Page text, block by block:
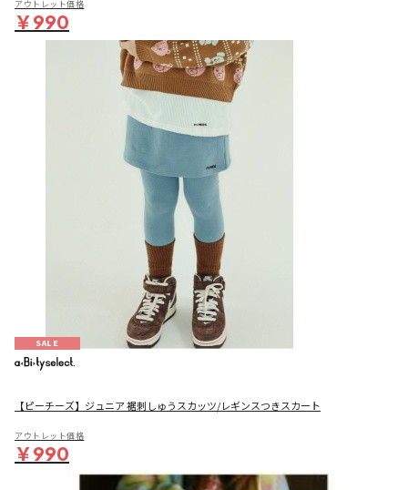
アウトレット価格
￥990
SALE
【ピーチーズ】ジュニア 裾刺しゅうスカッツ/レギンスつきスカート
アウトレット価格
￥990